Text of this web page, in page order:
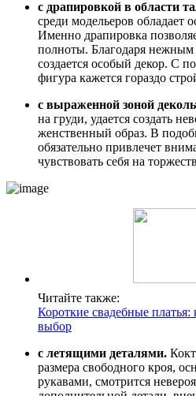
с драпировкой в области
среди модельеров обладает
Именно драпировка
полноты. Благодаря нежным
создается особый декор. С
фигура кажется гораздо
с выраженной зоной
на груди, удается создать
женственный образ. В
обязательно привлечет
чувствовать себя на
Читайте также:
Короткие свадебные платья:
выбор
с летящими деталями.
размера свободного кроя,
рукавами, смотрится